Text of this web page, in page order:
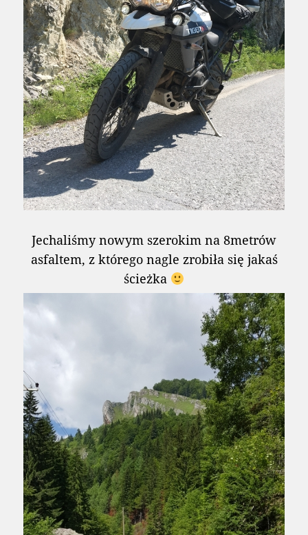
Jechaliśmy nowym szerokim na 8metrów
asfaltem, z którego nagle zrobiła się jakaś
ścieżka